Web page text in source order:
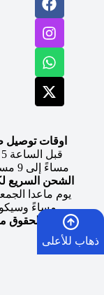
اوقات توصيل
مساءً إلى 9 مساءً في نفس اليوم في العاصمة الرياض.
الشحن السريع
يوم ماعدا
مساءً
ذهاب للأعلى